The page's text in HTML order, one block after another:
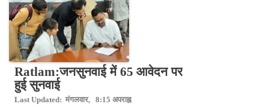
Ratlam:जनसुनवाई में 65 आवेदन पर
हुई सुनवाई
Last Updated: मंगलवार, 8:15 अपराह्न